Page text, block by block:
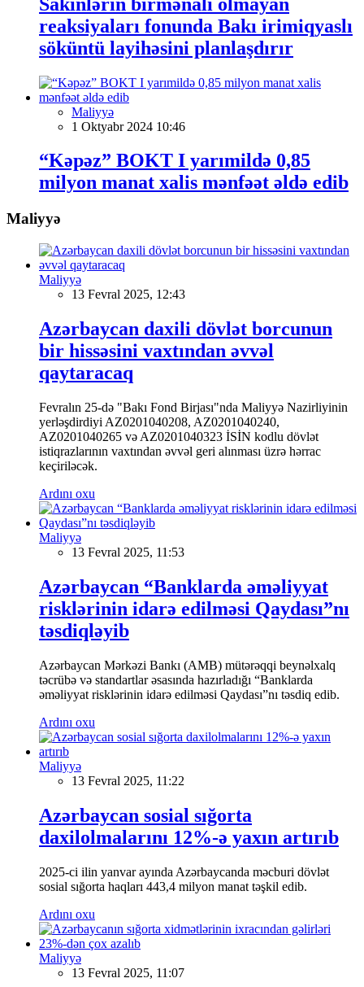
reaksiyaları fonunda Bakı irimiqyaslı
söküntü layihəsini planlaşdırır
Maliyyə
1 Oktyabr 2024 10:46
“Kəpəz” BOKT I yarımildə 0,85
milyon manat xalis mənfəət əldə edib
Maliyyə
Maliyyə
13 Fevral 2025, 12:43
Azərbaycan daxili dövlət borcunun
bir hissəsini vaxtından əvvəl
qaytaracaq
Fevralın 25-də "Bakı Fond Birjası"nda Maliyyə Nazirliyinin
yerləşdirdiyi AZ0201040208, AZ0201040240,
AZ0201040265 və AZ0201040323 İSİN kodlu dövlət
istiqrazlarının vaxtından əvvəl geri alınması üzrə hərrac
keçiriləcək.
Ardını oxu
Maliyyə
13 Fevral 2025, 11:53
Azərbaycan “Banklarda əməliyyat
risklərinin idarə edilməsi Qaydası”nı
təsdiqləyib
Azərbaycan Mərkəzi Bankı (AMB) mütərəqqi beynəlxalq
təcrübə və standartlar əsasında hazırladığı “Banklarda
əməliyyat risklərinin idarə edilməsi Qaydası”nı təsdiq edib.
Ardını oxu
Maliyyə
13 Fevral 2025, 11:22
Azərbaycan sosial sığorta
daxilolmalarını 12%-ə yaxın artırıb
2025-ci ilin yanvar ayında Azərbaycanda məcburi dövlət
sosial sığorta haqları 443,4 milyon manat təşkil edib.
Ardını oxu
Maliyyə
13 Fevral 2025, 11:07